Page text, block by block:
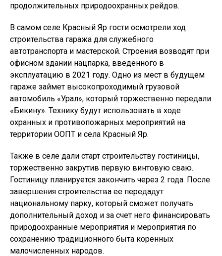
продолжительных природоохранных рейдов.
В самом селе Красный Яр гости осмотрели ход
строительства гаража для служебного
автотранспорта и мастерской. Строения возводят при
офисном здании нацпарка, введенного в
эксплуатацию в 2021 году. Одно из мест в будущем
гараже займет высокопроходимый грузовой
автомобиль «Урал», который торжественно передали
«Бикину». Технику будут использовать в ходе
охранных и противопожарных мероприятий на
территории ООПТ и села Красный Яр.
Также в селе дали старт строительству гостиницы,
торжественно закрутив первую винтовую сваю.
Гостиницу планируется закончить через 2 года. После
завершения строительства ее передадут
национальному парку, который сможет получать
дополнительный доход и за счет него финансировать
природоохранные мероприятия и мероприятия по
сохранению традиционного быта коренных
малочисленных народов.